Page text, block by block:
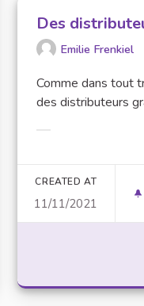
Des
Emilie Frenkiel
Comme dans tout
des distributeurs
CREATED AT
11/11/2021